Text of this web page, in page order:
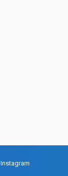
Instagram